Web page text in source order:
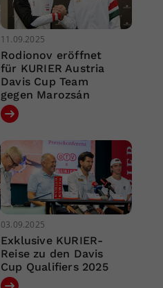
11.09.2025
Rodionov eröffnet
für KURIER Austria
Davis Cup Team
gegen Marozsán
03.09.2025
Exklusive KURIER-
Reise zu den Davis
Cup Qualifiers 2025